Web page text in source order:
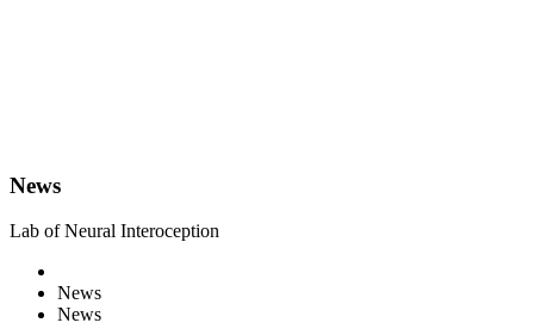
News
Lab of Neural Interoception
News
News